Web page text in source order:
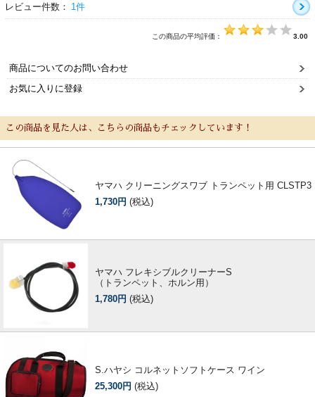
レビュー件数： 1件
この商品の平均評価： 3.00
商品についてのお問い合わせ
お気に入りに登録
この商品を見た人は、こちらの商品もチェックしています！
ヤマハ クリーニングスワブ トランペット用 CLSTP3
1,730円 (税込)
ヤマハ フレキシブルクリーナーS
（トランペット、ホルン用）
1,780円 (税込)
S.ハヤシ コルネットソフトケース ワイン
25,300円 (税込)
ご利用ガイド サポート・保証
よくあるご質問
特定商取引法